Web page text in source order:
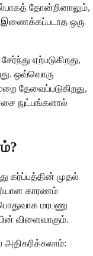
தோன்றினாலும்,
இணைக்கப்படாத ஒரு
ஏற்படுகிறது,
ஒவ்வொரு
தேவைப்படுகிறது,
நுட்பங்களால்
கர்ப்பத்தின் முதல்
காரணம்
மரபணு
விளைவாகும்.
அதிகரிக்கலாம்: